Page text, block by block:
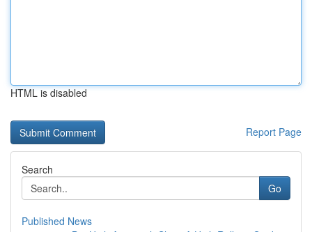
HTML is disabled
Report Page
Search
Go
Published News